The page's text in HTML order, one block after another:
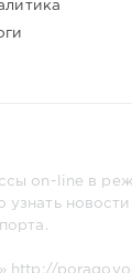
on-line в
http://